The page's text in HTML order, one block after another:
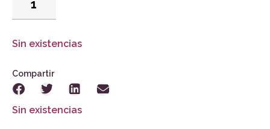
Sin existencias
Compartir
Sin existencias